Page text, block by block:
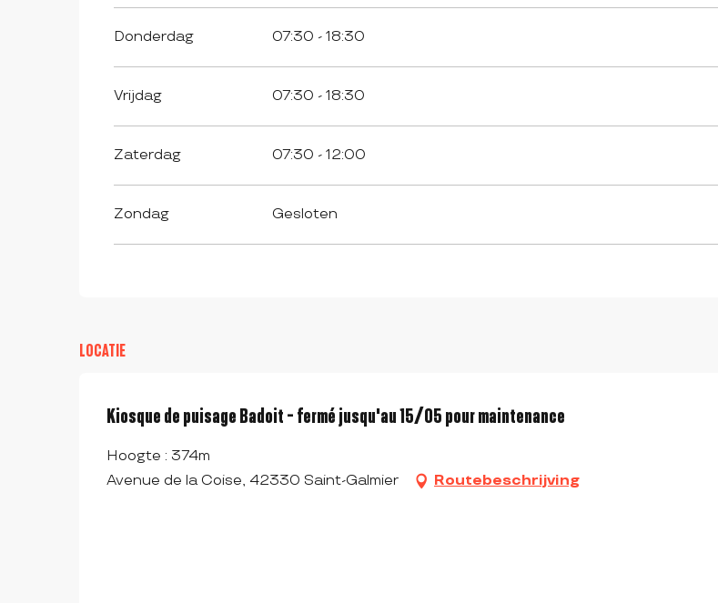
Donderdag 07:30 - 18:30
Vrijdag 07:30 - 18:30
Zaterdag 07:30 - 12:00
Zondag Gesloten
LOCATIE
Kiosque de puisage Badoit - fermé jusqu'au 15/05 pour maintenance
Hoogte : 374m
Avenue de la Coise, 42330 Saint-Galmier
Routebeschrijving